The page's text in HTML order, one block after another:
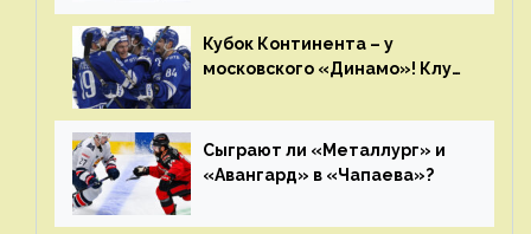
Главные интриги последнего
дня «регулярки” КХЛ
Кубок Континента – у
московского «Динамо»! Клуб
сезон
Сыграют ли «Металлург» и
«Авангард» в «Чапаева»?